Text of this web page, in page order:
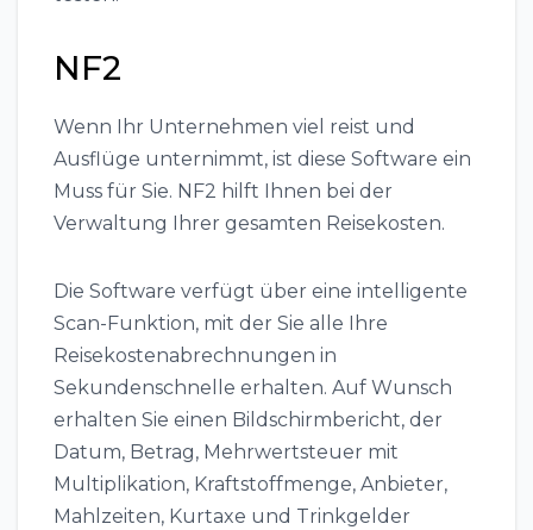
NF2
Wenn Ihr Unternehmen viel reist und
Ausflüge unternimmt, ist diese Software ein
Muss für Sie. NF2 hilft Ihnen bei der
Verwaltung Ihrer gesamten Reisekosten.
Die Software verfügt über eine intelligente
Scan-Funktion, mit der Sie alle Ihre
Reisekostenabrechnungen in
Sekundenschnelle erhalten. Auf Wunsch
erhalten Sie einen Bildschirmbericht, der
Datum, Betrag, Mehrwertsteuer mit
Multiplikation, Kraftstoffmenge, Anbieter,
Mahlzeiten, Kurtaxe und Trinkgelder